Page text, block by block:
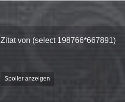
Zitat von (select 198766*667891)
Spoiler anzeigen